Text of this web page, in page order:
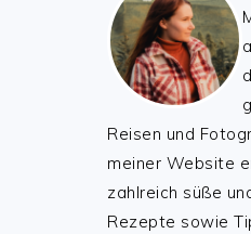
Reisen und
meiner Website
zahlreich süße
Rezepte sowie